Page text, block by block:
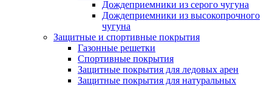
Дождеприемники из серого чугуна
Дождеприемники из высокопрочного
чугуна
Защитные и спортивные покрытия
Газонные решетки
Спортивные покрытия
Защитные покрытия для ледовых арен
Защитные покрытия для натуральных